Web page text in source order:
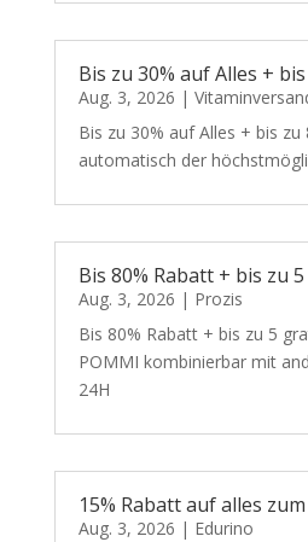
Bis zu 30% auf Alles +
Aug. 3, 2026 |
Bis zu 30% auf Alles + bis
automatisch der
Bis 80% Rabatt + bis zu
Aug. 3, 2026 | Prozis
Bis 80% Rabatt + bis zu 5
POMMI kombinierbar mit
24H
15% Rabatt auf alles
Aug. 3, 2026 | Edurino